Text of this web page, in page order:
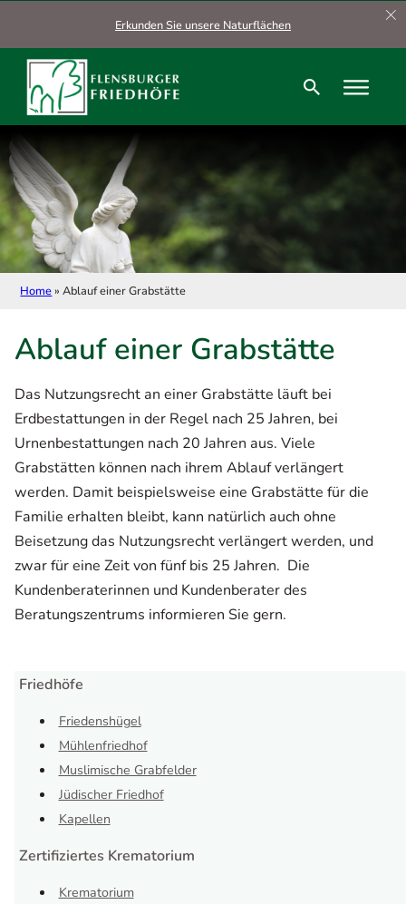
Zum Hauptinhalt springen
Zum Footer springenErkunden Sie unsere Naturflächen
Home»Ablauf einer Grabstätte
Friedhöfe
Friedenshügel
Mühlenfriedhof
Muslimische Grabfelder
Jüdischer Friedhof
Kapellen
Zertifiziertes Krematorium
Krematorium
Ablauf einer Grabstätte
Das Nutzungsrecht an einer Grabstätte läuft bei
Erdbestattungen in der Regel nach 25 Jahren, bei
Urnenbestattungen nach 20 Jahren aus. Viele
Grabstätten können nach ihrem Ablauf verlängert
werden. Damit beispielsweise eine Grabstätte für die
Familie erhalten bleibt, kann natürlich auch ohne
Beisetzung das Nutzungsrecht verlängert werden, und
zwar für eine Zeit von fünf bis 25 Jahren. Die
Kundenberaterinnen und Kundenberater des
Beratungszentrums informieren Sie gern.